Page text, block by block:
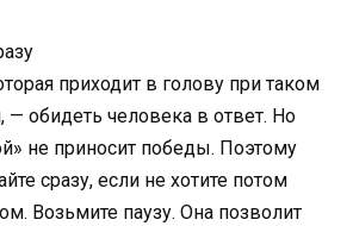
приходит в голову при таком
— обидеть человека в ответ. Но
не приносит победы. Поэтому
сразу, если не хотите потом
Возьмите паузу. Она позволит